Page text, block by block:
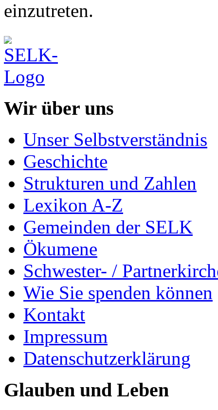
einzutreten.
Wir über uns
Unser Selbstverständnis
Geschichte
Strukturen und Zahlen
Lexikon A-Z
Gemeinden der SELK
Ökumene
Schwester- /
Wie Sie spenden können
Kontakt
Impressum
Datenschutzerklärung
Glauben und Leben